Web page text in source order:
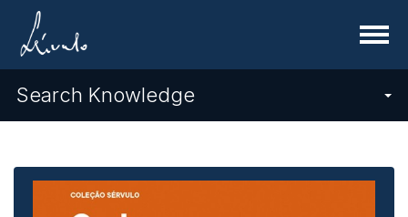
Menu
Search Knowledge